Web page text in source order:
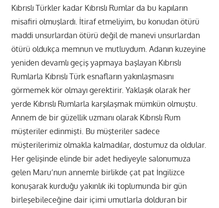
Kıbrıslı Türkler kadar Kıbrıslı Rumlar da bu kapıların
misafiri olmuşlardı. İtiraf etmeliyim, bu konudan ötürü
maddi unsurlardan ötürü değil de manevi unsurlardan
ötürü oldukça memnun ve mutluydum. Adanın kuzeyine
yeniden devamlı geçiş yapmaya başlayan Kıbrıslı
Rumlarla Kıbrıslı Türk esnafların yakınlaşmasını
görmemek kör olmayı gerektirir. Yaklaşık olarak her
yerde Kıbrıslı Rumlarla karşılaşmak mümkün olmuştu.
Annem de bir güzellik uzmanı olarak Kıbrıslı Rum
müşteriler edinmişti. Bu müşteriler sadece
müşterilerimiz olmakla kalmadılar, dostumuz da oldular.
Her gelişinde elinde bir adet hediyeyle salonumuza
gelen Maru’nun annemle birlikde çat pat İngilizce
konuşarak kurduğu yakınlık iki toplumunda bir gün
birleşebileceğine dair içimi umutlarla dolduran bir